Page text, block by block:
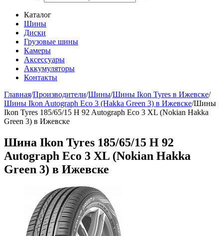
Каталог
Шины
Диски
Грузовые шины
Камеры
Аксессуары
Аккумуляторы
Контакты
Главная/Производители/Шины/Шины Ikon Tyres в Ижевске/
Шины Ikon Autograph Eco 3 (Hakka Green 3) в Ижевске/Шины
Ikon Tyres 185/65/15 H 92 Autograph Eco 3 XL (Nokian Hakka
Green 3) в Ижевске
Шина Ikon Tyres 185/65/15 H 92
Autograph Eco 3 XL (Nokian Hakka
Green 3) в Ижевске